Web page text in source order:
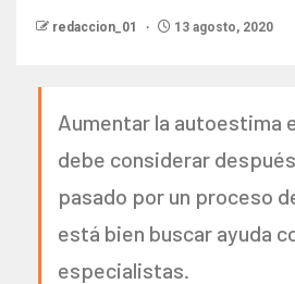
redaccion_01 13 agosto, 2020
Aumentar la autoestima
debe considerar
pasado por un proceso
está bien buscar ayuda
especialistas.